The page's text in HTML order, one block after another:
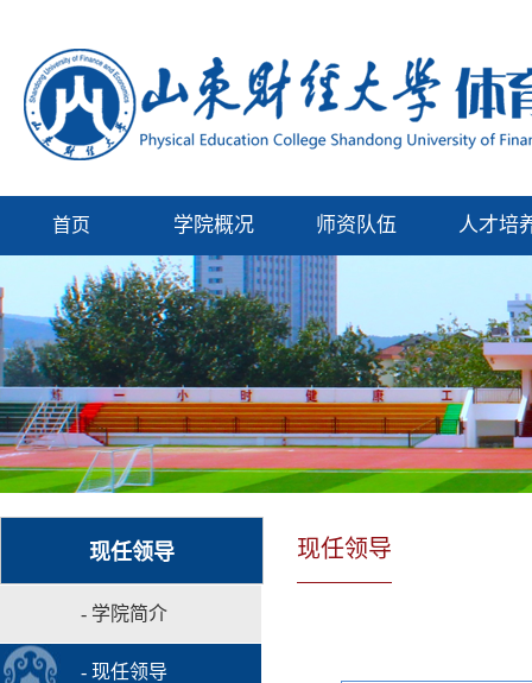
首页 学院概况 师资队伍 人才培
现任领导
- 学院简介
- 现任领导
现任领导